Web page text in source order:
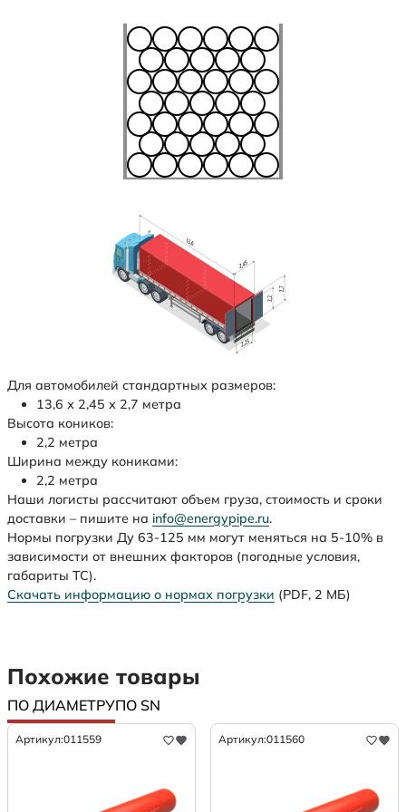
Для автомобилей стандартных размеров:
13,6 х 2,45 х 2,7 метра
Высота коников:
2,2 метра
Ширина между кониками:
2,2 метра
Наши логисты рассчитают объем груза, стоимость и сроки
доставки – пишите на info@energypipe.ru.
Нормы погрузки Ду 63-125 мм могут меняться на 5-10% в
зависимости от внешних факторов (погодные условия,
габариты ТС).
Скачать информацию о нормах погрузки (PDF, 2 МБ)
Похожие товары
ПО ДИАМЕТРУПО SN
Артикул:011559 Артикул:011560